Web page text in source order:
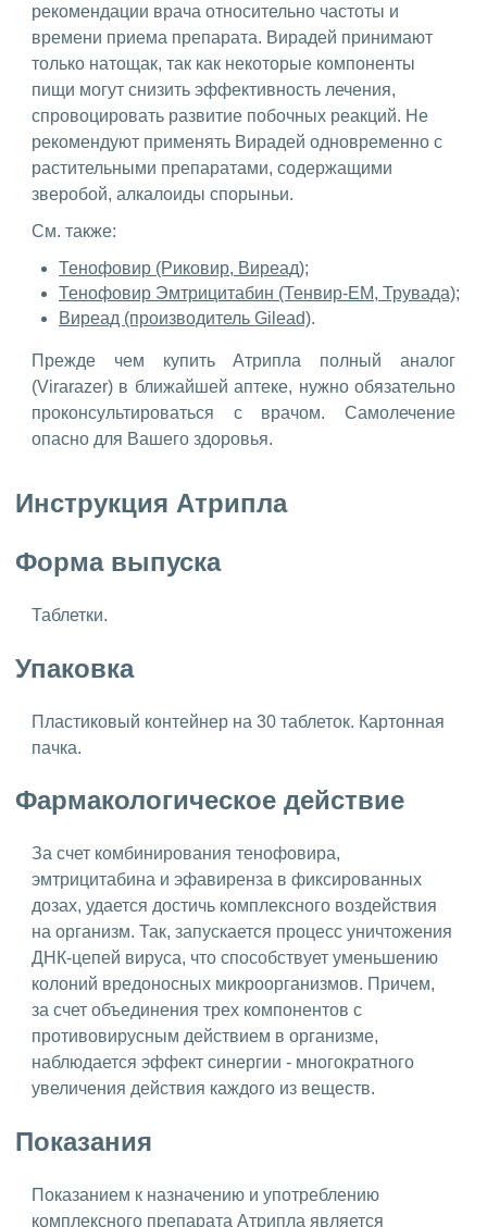
рекомендации врача относительно частоты и
времени приема препарата. Вирадей принимают
только натощак, так как некоторые компоненты
пищи могут снизить эффективность лечения,
спровоцировать развитие побочных реакций. Не
рекомендуют применять Вирадей одновременно с
растительными препаратами, содержащими
зверобой, алкалоиды спорыньи.
См. также:
Тенофовир (Риковир, Виреад);
Тенофовир Эмтрицитабин (Тенвир-ЕМ, Трувада);
Виреад (производитель Gilead).
Прежде чем купить Атрипла полный аналог
(Virarazer) в ближайшей аптеке, нужно обязательно
проконсультироваться с врачом. Самолечение
опасно для Вашего здоровья.
Инструкция Атрипла
Форма выпуска
Таблетки.
Упаковка
Пластиковый контейнер на 30 таблеток. Картонная
пачка.
Фармакологическое действие
За счет комбинирования тенофовира,
эмтрицитабина и эфавиренза в фиксированных
дозах, удается достичь комплексного воздействия
на организм. Так, запускается процесс уничтожения
ДНК-цепей вируса, что способствует уменьшению
колоний вредоносных микроорганизмов. Причем,
за счет объединения трех компонентов с
противовирусным действием в организме,
наблюдается эффект синергии - многократного
увеличения действия каждого из веществ.
Показания
Показанием к назначению и употреблению
комплексного препарата Атрипла является